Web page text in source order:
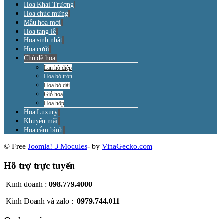
Hoa Khai Trương
Hoa chúc mừng
Mẫu hoa mới
Hoa tang lễ
Hoa sinh nhật
Hoa cưới
Chủ đề hoa
Lan hồ điệp
Hoa bó tròn
Hoa bó dài
Giỏ hoa
Hoa hộp
Hoa Luxury
Khuyến mãi
Hoa cắm bình
© Free Joomla! 3 Modules- by VinaGecko.com
Hỗ trợ trực tuyến
Kinh doanh : 098.779.4000
Kinh Doanh và zalo : 0979.744.011